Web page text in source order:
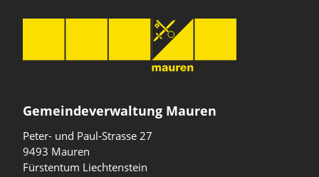
Gemeindeverwaltung Mauren
Peter- und Paul-Strasse 27
9493 Mauren
Fürstentum Liechtenstein